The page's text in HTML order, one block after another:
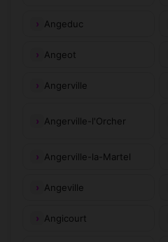
Angeduc
Angeot
Angerville
Angerville-l'Orcher
Angerville-la-Martel
Angeville
Angicourt